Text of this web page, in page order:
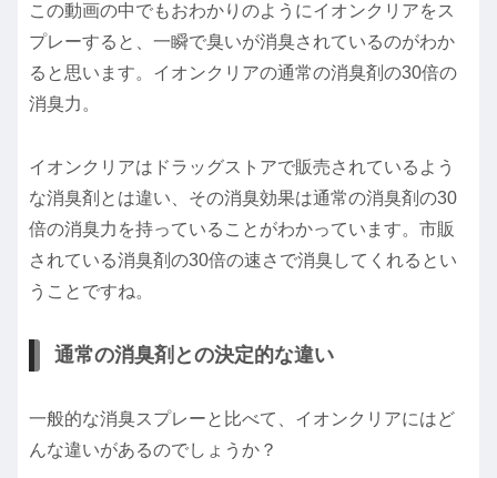
この動画の中でもおわかりのようにイオンクリアをス
プレーすると、一瞬で臭いが消臭されているのがわか
ると思います。イオンクリアの通常の消臭剤の30倍の
消臭力。
イオンクリアはドラッグストアで販売されているよう
な消臭剤とは違い、その消臭効果は通常の消臭剤の30
倍の消臭力を持っていることがわかっています。市販
されている消臭剤の30倍の速さで消臭してくれるとい
うことですね。
通常の消臭剤との決定的な違い
一般的な消臭スプレーと比べて、イオンクリアにはど
んな違いがあるのでしょうか？